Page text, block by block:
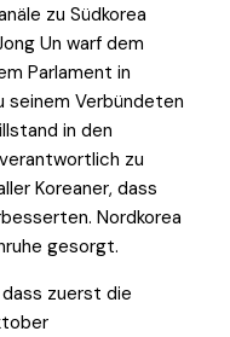
zu Südkorea
Un warf dem
Parlament in
seinem Verbündeten
in den
zu
Koreaner, dass
Nordkorea
gesorgt.
zuerst die